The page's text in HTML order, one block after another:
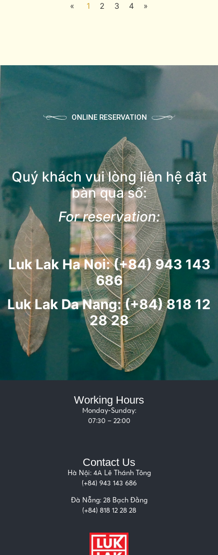
« 1 2 3 4 »
ONLINE RESERVATION
Quý khách vui lòng liên hệ đặt
bàn qua số:
For reservation:
Luk Lak Ha Noi: (+84) 943 143
686
Luk Lak Da Nang: (+84) 818 12
28 28
Contact Us
Hà Nội: 4A Lê Thánh Tông
(+84) 943 143 686
Đà Nẵng: 28 Bạch Đằng
(+84) 818 12 28 28
Working Hours
Monday-Sunday:
07:30 – 22:00